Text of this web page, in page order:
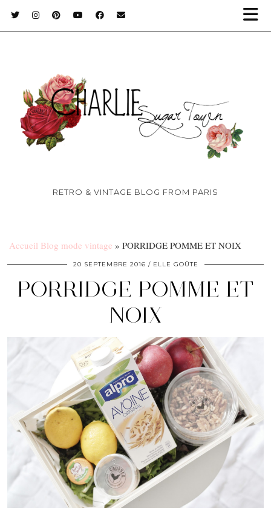
RETRO & VINTAGE BLOG FROM PARIS
Accueil Blog mode vintage » PORRIDGE POMME ET NOIX
20 SEPTEMBRE 2016 ELLE GOÛTE
PORRIDGE POMME ET
NOIX